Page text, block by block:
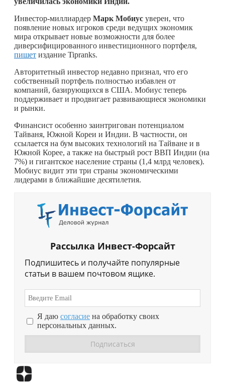
Инвестор-миллиардер Марк Мобиус уверен, что
появление новых игроков среди ведущих экономик
мира открывает новые возможности для более
диверсифицированного инвестиционного портфеля,
пишет издание Tipranks.
Авторитетный инвестор недавно признал, что его
собственный портфель полностью избавлен от
компаний, базирующихся в США. Мобиус теперь
поддерживает и продвигает развивающиеся экономики
и рынки.
Финансист особенно заинтригован потенциалом
Тайваня, Южной Кореи и Индии. В частности, он
ссылается на бум высоких технологий на Тайване и в
Южной Корее, а также на быстрый рост ВВП Индии (на
7%) и гигантское население страны (1,4 млрд человек).
Мобиус видит эти три страны экономическими
лидерами в ближайшие десятилетия.
Рассылка Инвест-Форсайт
Подпишитесь и получайте популярные
статьи в вашем почтовом ящике.
Я даю согласие на обработку своих
персональных данных.